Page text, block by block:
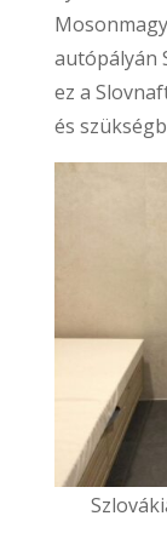
autópályán
ez a
és